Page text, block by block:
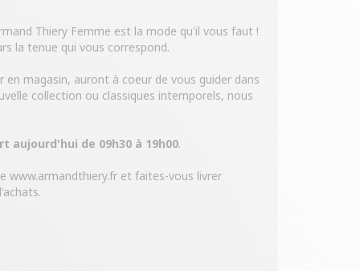
Thiery Femme est la mode qu'il vous faut !
la tenue qui vous correspond.
magasin, auront à coeur de vous guider dans
collection ou classiques intemporels, nous
aujourd'hui de 09h30 à 19h00.
www.armandthiery.fr et faites-vous livrer